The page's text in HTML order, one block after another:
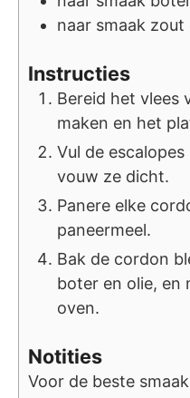
naar smaak zout
Instructies
Bereid het vlees
maken en het
Vul de
vouw ze dicht.
Panere elke
paneermeel.
Bak de cordon
boter en olie, en
oven.
Notities
Voor de beste